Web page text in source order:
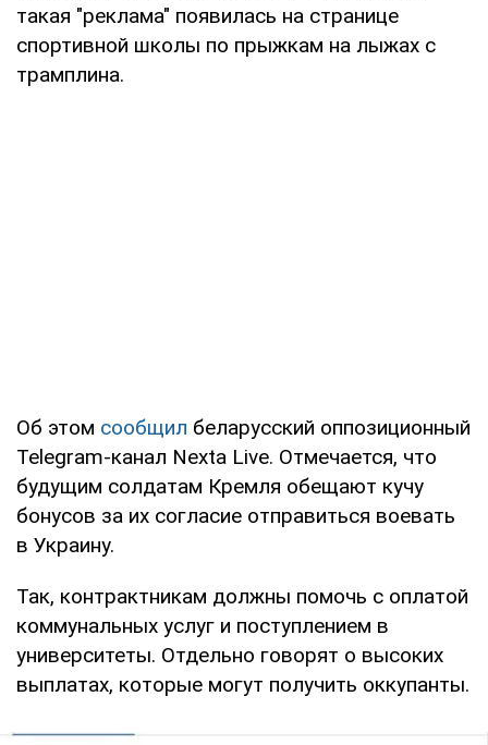
такая "реклама" появилась на странице
спортивной школы по прыжкам на лыжах с
трамплина.
Об этом сообщил беларусский оппозиционный
Telegram-канал Nexta Live. Отмечается, что
будущим солдатам Кремля обещают кучу
бонусов за их согласие отправиться воевать
в Украину.
Так, контрактникам должны помочь с оплатой
коммунальных услуг и поступлением в
университеты. Отдельно говорят о высоких
выплатах, которые могут получить оккупанты.